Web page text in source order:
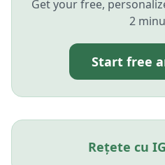
Get your free,
2
Start free
Rețete cu